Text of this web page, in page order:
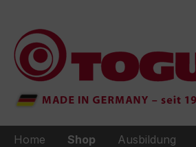
Home Shop Ausbildung